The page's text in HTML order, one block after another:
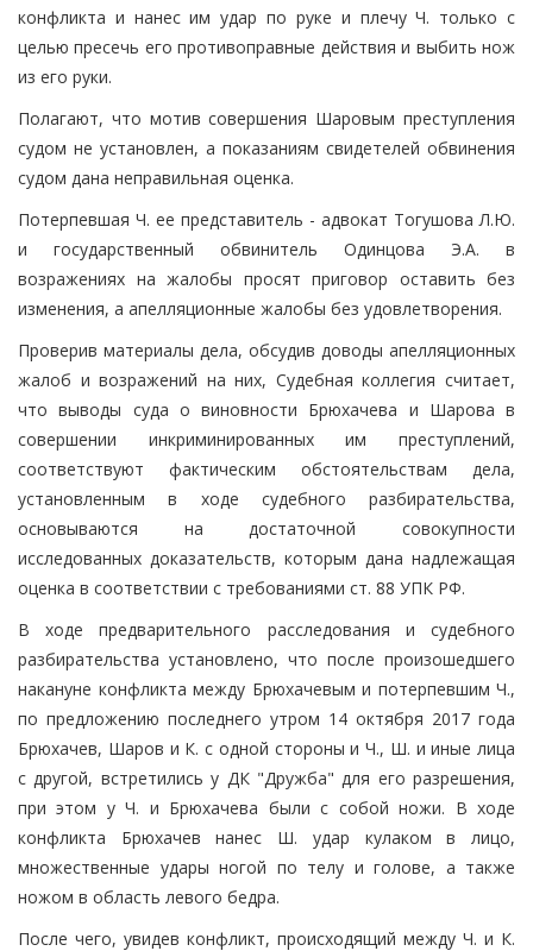
конфликта и нанес им удар по руке и плечу Ч. только с
целью пресечь его противоправные действия и выбить нож
из его руки.
Полагают, что мотив совершения Шаровым преступления
судом не установлен, а показаниям свидетелей обвинения
судом дана неправильная оценка.
Потерпевшая Ч. ее представитель - адвокат Тогушова Л.Ю.
и государственный обвинитель Одинцова Э.А. в
возражениях на жалобы просят приговор оставить без
изменения, а апелляционные жалобы без удовлетворения.
Проверив материалы дела, обсудив доводы апелляционных
жалоб и возражений на них, Судебная коллегия считает,
что выводы суда о виновности Брюхачева и Шарова в
совершении инкриминированных им преступлений,
соответствуют фактическим обстоятельствам дела,
установленным в ходе судебного разбирательства,
основываются на достаточной совокупности
исследованных доказательств, которым дана надлежащая
оценка в соответствии с требованиями ст. 88 УПК РФ.
В ходе предварительного расследования и судебного
разбирательства установлено, что после произошедшего
накануне конфликта между Брюхачевым и потерпевшим Ч.,
по предложению последнего утром 14 октября 2017 года
Брюхачев, Шаров и К. с одной стороны и Ч., Ш. и иные лица
с другой, встретились у ДК "Дружба" для его разрешения,
при этом у Ч. и Брюхачева были с собой ножи. В ходе
конфликта Брюхачев нанес Ш. удар кулаком в лицо,
множественные удары ногой по телу и голове, а также
ножом в область левого бедра.
После чего, увидев конфликт, происходящий между Ч. и К.